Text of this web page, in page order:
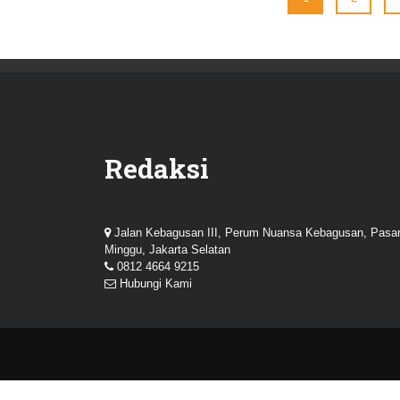
Redaksi
Jalan Kebagusan III, Perum Nuansa Kebagusan, Pasar
Minggu, Jakarta Selatan
0812 4664 9215
Hubungi Kami